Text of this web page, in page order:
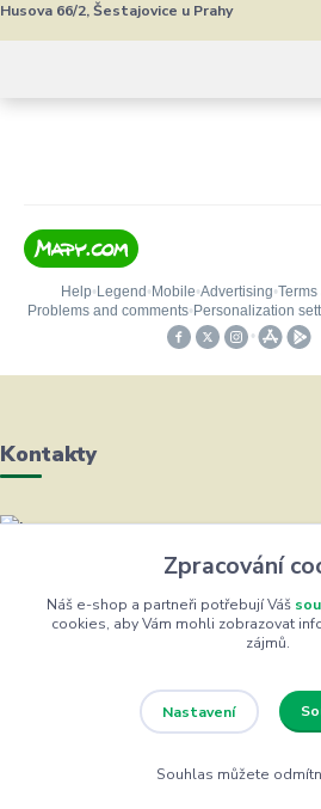
Husova 66/2, Šestajovice u Prahy
Kontakty
Helena Bayerová
+420 604 711 491
(Po-Čt, 8-16 hod.)
Eshop ŽUFRIK.cz ©
Zpracování
Náš e-shop a partneři potřebují Váš
cookies, aby Vám mohli zobrazovat
zájmů.
Nastavení
Souhlas můžete